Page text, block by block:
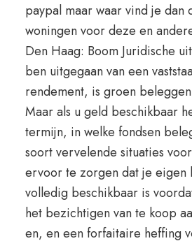
paypal maar waar vind je dan
woningen voor deze en
Den Haag: Boom Juridische
ben uitgegaan van een
rendement, is groen
Maar als u geld beschikbaar
termijn, in welke fondsen
soort vervelende situaties
ervoor te zorgen dat je eigen
volledig beschikbaar is
het bezichtigen van te koop
en, en een forfaitaire heffing